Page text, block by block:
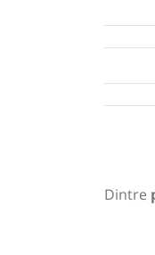
Dintre